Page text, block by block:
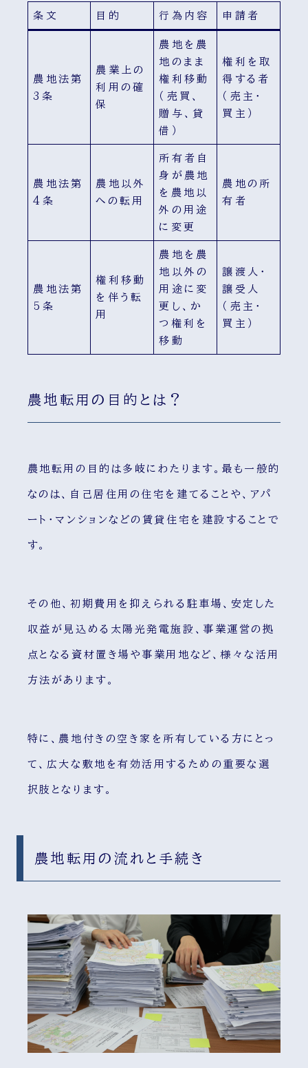
条文 目的 行為内容 申請者
農地法第
3条
農業上の
利用の確
保
農地を農
地のまま
権利移動
（売買、
贈与、貸
借）
権利を取
得する者
（売主・
買主）
農地法第
4条
農地以外
への転用
所有者自
身が農地
を農地以
外の用途
に変更
農地の所
有者
農地法第
5条
権利移動
を伴う転
用
農地を農
地以外の
用途に変
更し、か
つ権利を
移動
譲渡人・
譲受人
（売主・
買主）
農地転用の目的とは？
農地転用の目的は多岐にわたります。最も一般的
なのは、自己居住用の住宅を建てることや、アパ
ート・マンションなどの賃貸住宅を建設することで
す。
その他、初期費用を抑えられる駐車場、安定した
収益が見込める太陽光発電施設、事業運営の拠
点となる資材置き場や事業用地など、様々な活用
方法があります。
特に、農地付きの空き家を所有している方にとっ
て、広大な敷地を有効活用するための重要な選
択肢となります。
農地転用の流れと手続き